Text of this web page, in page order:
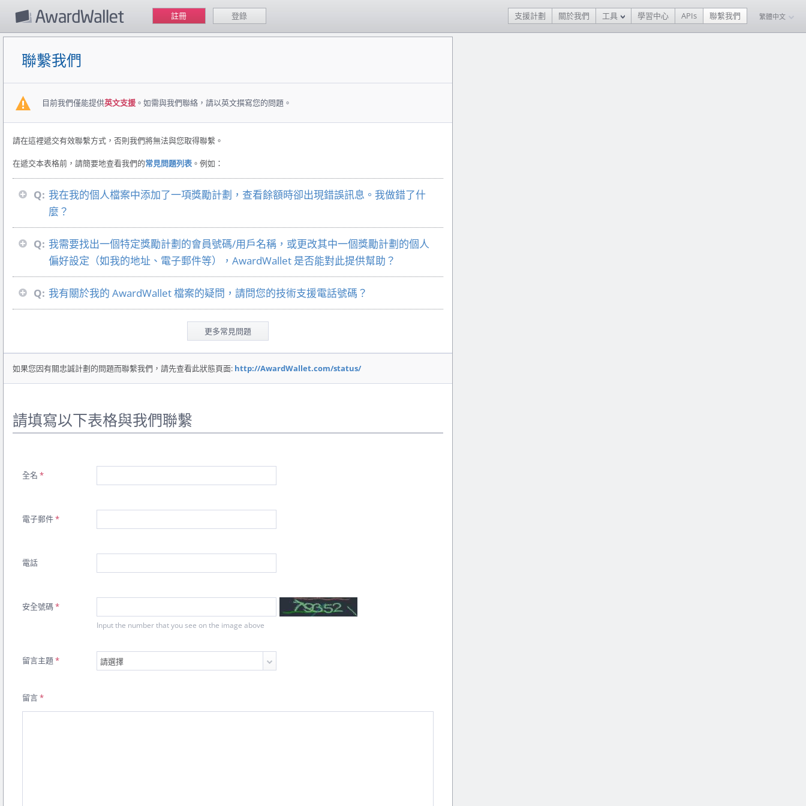
註冊 登錄 支援計劃 關於我們 工具 學習中心 APIs 聯繫我們 繁體中文
聯繫我們
目前我們僅能提供英文支援 。如需與我們聯絡，請以英文撰寫您的問題。
請在這裡遞交有效聯繫方式，否則我們將無法與您取得聯繫。
在遞交本表格前，請簡要地查看我們的常見問題列表 。例如：
Q: 我在我的個人檔案中添加了一項獎勵計劃，查看餘額時卻出現錯誤訊息。我做錯了什
麼？
Q: 我需要找出一個特定獎勵計劃的會員號碼/用戶名稱，或更改其中一個獎勵計劃的個人
偏好設定（如我的地址、電子郵件等），AwardWallet 是否能對此提供幫助？
Q: 我有關於我的 AwardWallet 檔案的疑問，請問您的技術支援電話號碼？
更多常見問題
如果您因有關忠誠計劃的問題而聯繫我們，請先查看此狀態頁面: http://AwardWallet.com/status/
請填寫以下表格與我們聯繫
全名 *
電子郵件*
電話
安全號碼*
Input the number that you see on the image above
留言主題*
留言*